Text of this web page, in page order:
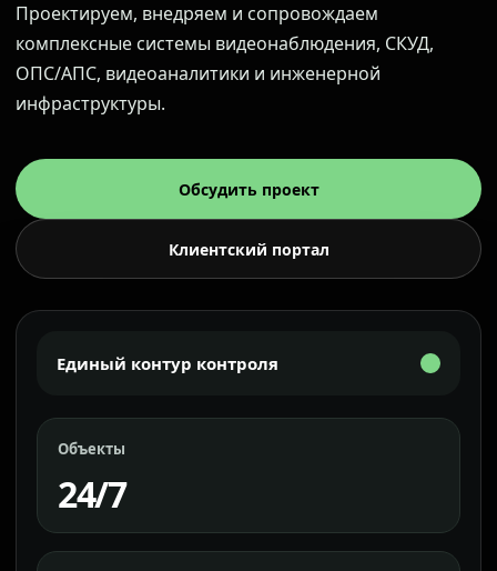
Проектируем, внедряем и сопровождаем
комплексные системы видеонаблюдения, СКУД,
ОПС/АПС, видеоаналитики и инженерной
инфраструктуры.
Обсудить проект
Клиентский портал
Единый контур контроля
Объекты
24/7